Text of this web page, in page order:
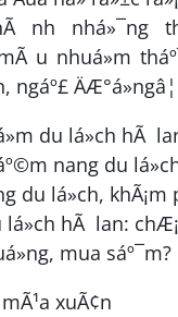
nh nhá»¯ng
u nhuá»m
ngáº£ ÄÆ°á»ngâ¦
xuÃ¢n